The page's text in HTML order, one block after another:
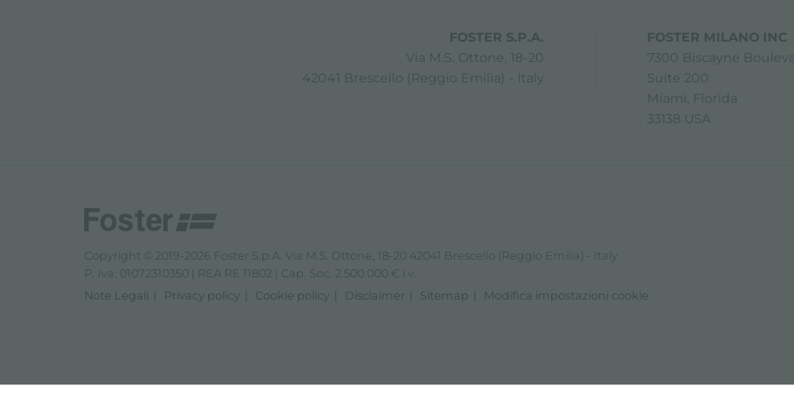
FOSTER S.P.A.
Via M.S. Ottone, 18-20
42041 Brescello (Reggio Emilia) - Italy
FOSTER MILANO INC
7300 Biscayne
Suite 200
Miami, Florida
33138 USA
Copyright © 2019-2026 Foster S.p.A. Via M.S. Ottone, 18-20 42041 Brescello (Reggio Emilia) - Italy
P. Iva: 01072310350 | REA RE 11802 | Cap. Soc. 2.500.000 € i.v.
Note Legali
Privacy policy Cookie policy Disclaimer Sitemap Modifica impostazioni cookie